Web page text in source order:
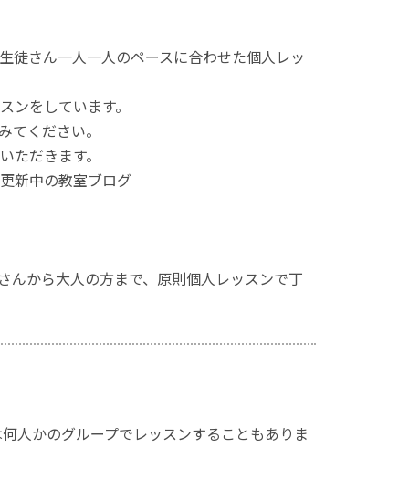
徒さん一人一人のペースに合わせた個人レッ
をしています。
ください。
だきます。
新中の教室ブログ
んから大人の方まで、原則個人レッスンで丁
人かのグループでレッスンすることもありま